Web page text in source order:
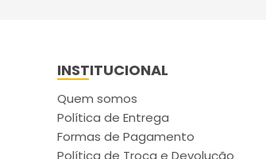
INSTITUCIONAL
Quem somos
Política de Entrega
Formas de Pagamento
Política de Troca e Devolução